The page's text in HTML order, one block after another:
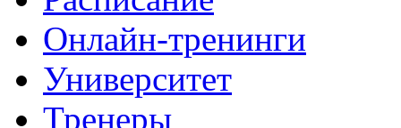
Онлайн-тренинги
Университет
Тренеры